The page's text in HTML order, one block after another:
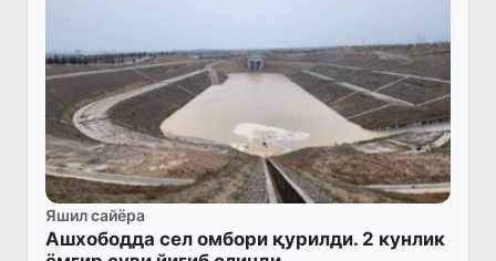
Яшил сайёра
Ашхободда сел омбори қурилди. 2 кунлик